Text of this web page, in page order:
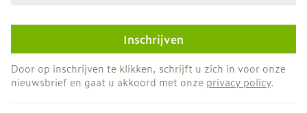
Inschrijven
Door op inschrijven te klikken, schrijft u zich in voor onze
nieuwsbrief en gaat u akkoord met onze privacy policy.